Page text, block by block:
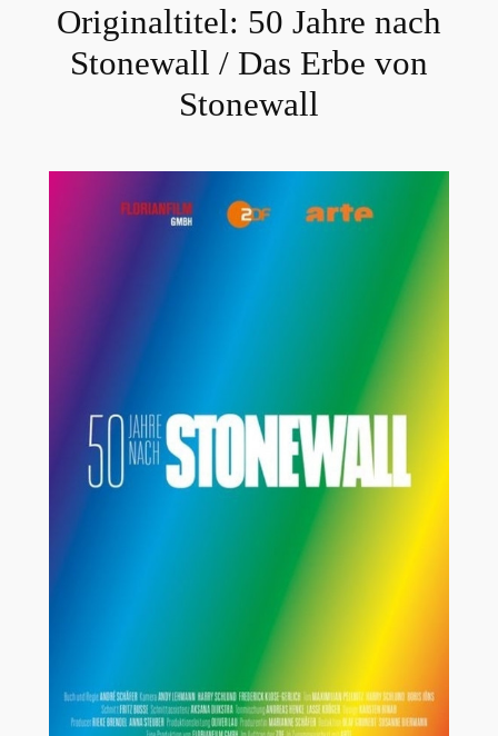
Originaltitel: 50 Jahre nach
Stonewall / Das Erbe von
Stonewall